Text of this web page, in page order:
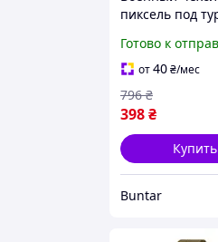
пиксель под
армейский с
креплением
Готово к
от40₴/мес
398₴
796 ₴
Купить
Buntar